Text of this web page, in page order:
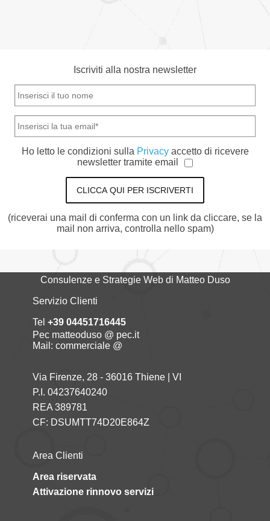
Iscriviti alla nostra newsletter
Ho letto le condizioni sulla Privacy accetto di ricevere
newsletter tramite email
CLICCA QUI PER ISCRIVERTI
(riceverai una mail di conferma con un link da cliccare, se la
mail non arriva, controlla nello spam)
Consulenze e Strategie Web di Matteo Duso
Servizio Clienti
Tel +39 04451716445
Pec matteoduso @ pec.it
Mail: commerciale @
Via Firenze, 28 - 36016 Thiene | VI
P.I. 04237640240
REA 389781
CF: DSUMTT74D20E864Z
Area Clienti
Area riservata
Attivazione rinnovo servizi